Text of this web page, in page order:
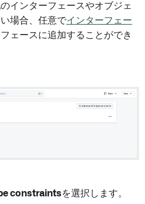
インターフェースやオブジェ
場合、任意でインターフェー
ェースに追加することができ
constraintsを選択します。